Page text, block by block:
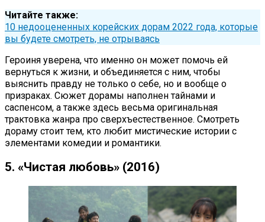
Читайте также:
10 недооцененных корейских дорам 2022 года, которые
вы будете смотреть, не отрываясь
Героиня уверена, что именно он может помочь ей
вернуться к жизни, и объединяется с ним, чтобы
выяснить правду не только о себе, но и вообще о
призраках. Сюжет дорамы наполнен тайнами и
саспенсом, а также здесь весьма оригинальная
трактовка жанра про сверхъестественное. Смотреть
дораму стоит тем, кто любит мистические истории с
элементами комедии и романтики.
5. «Чистая любовь» (2016)